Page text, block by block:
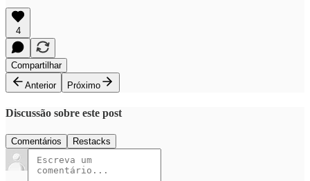
4
Compartilhar
Anterior
Próximo
Discussão sobre este post
Comentários Restacks